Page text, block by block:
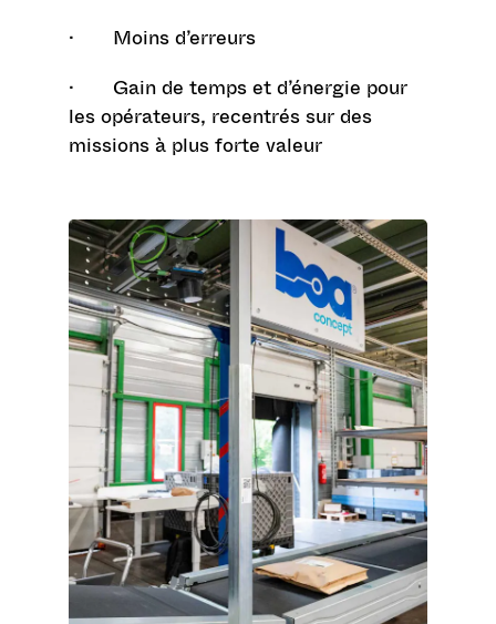
· Moins d’erreurs
· Gain de temps et d’énergie pour
les opérateurs, recentrés sur des
missions à plus forte valeur